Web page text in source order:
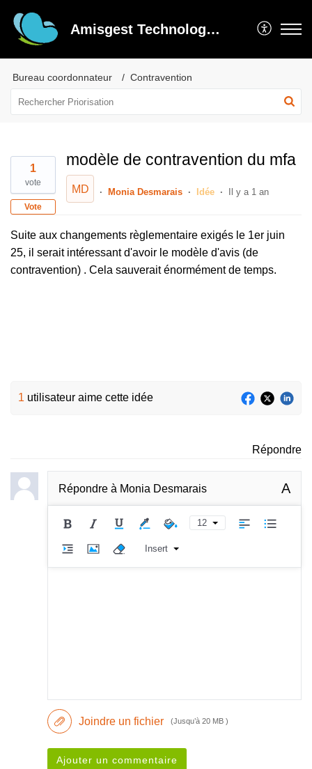
Amisgest Technologie inc
Bureau coordonnateur Contravention
1
vote
Vote
modèle de contravention du mfa
MD Monia Desmarais Idée Il y a 1 an
Suite aux changements règlementaire exigés le 1er juin
25, il serait intéressant d'avoir le modèle d'avis (de
contravention) . Cela sauverait énormément de temps.
1 utilisateur aime cette idée
Répondre
Répondre à Monia Desmarais A
12
Insert
Joindre un fichier (Jusqu’à 20 MB )
Ajouter un commentaire